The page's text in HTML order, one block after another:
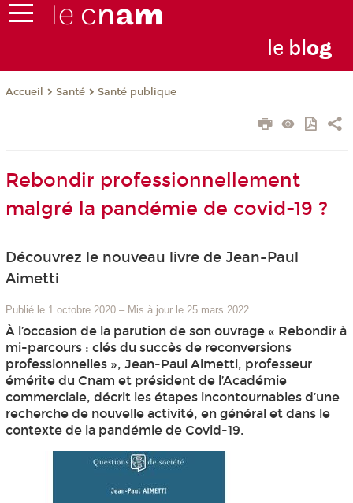
le blog
Accueil Santé Santé publique
Rebondir professionnellement
malgré la pandémie de covid-19 ?
Découvrez le nouveau livre de Jean-Paul
Aimetti
Publié le 1 octobre 2020 – Mis à jour le 25 mars 2022
À l’occasion de la parution de son ouvrage « Rebondir à
mi-parcours : clés du succès de reconversions
professionnelles », Jean-Paul Aimetti, professeur
émérite du Cnam et président de l’Académie
commerciale, décrit les étapes incontournables d’une
recherche de nouvelle activité, en général et dans le
contexte de la pandémie de Covid-19.